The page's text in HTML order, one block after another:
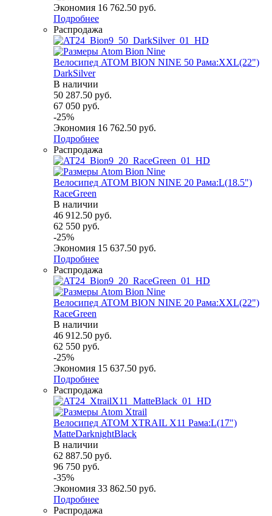
Экономия 16 762.50 руб.
Подробнее
Распродажа
Велосипед ATOM BION NINE 50 Рама:XXL(22")
DarkSilver
В наличии
50 287.50 руб.
67 050 руб.
-25%
Экономия 16 762.50 руб.
Подробнее
Распродажа
Велосипед ATOM BION NINE 20 Рама:L(18.5")
RaceGreen
В наличии
46 912.50 руб.
62 550 руб.
-25%
Экономия 15 637.50 руб.
Подробнее
Распродажа
Велосипед ATOM BION NINE 20 Рама:XXL(22")
RaceGreen
В наличии
46 912.50 руб.
62 550 руб.
-25%
Экономия 15 637.50 руб.
Подробнее
Распродажа
Велосипед ATOM XTRAIL X11 Рама:L(17")
MatteDarknightBlack
В наличии
62 887.50 руб.
96 750 руб.
-35%
Экономия 33 862.50 руб.
Подробнее
Распродажа